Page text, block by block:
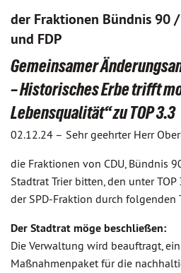
der Fraktionen Bündnis 90 /
und FDP
Gemeinsamer
– Historisches Erbe trifft
Lebensqualität“ zu TOP 3.3
02.12.24 – Sehr geehrter Herr
die Fraktionen von CDU, Bündnis
Stadtrat Trier bitten, den unter
der SPD-Fraktion durch folgenden
Der Stadtrat möge beschließen:
Die Verwaltung wird beauftragt,
Maßnahmenpaket für die